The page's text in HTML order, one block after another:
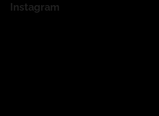
Instagram